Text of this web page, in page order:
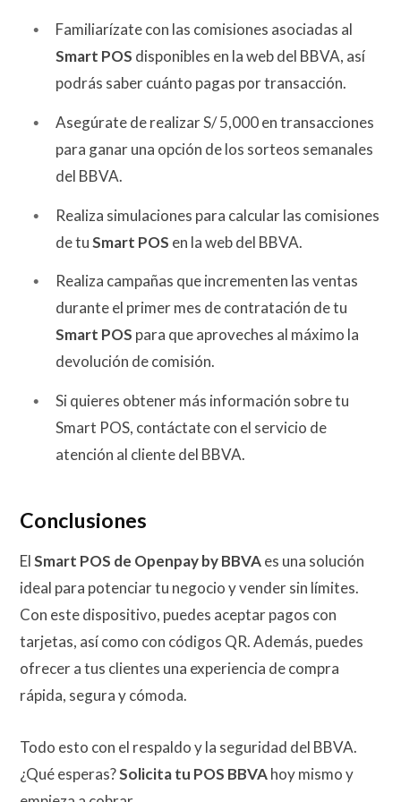
Familiarízate con las comisiones asociadas al
Smart POS disponibles en la web del BBVA, así
podrás saber cuánto pagas por transacción.
Asegúrate de realizar S/ 5,000 en transacciones
para ganar una opción de los sorteos semanales
del BBVA.
Realiza simulaciones para calcular las comisiones
de tuSmart POS en la web del BBVA.
Realiza campañas que incrementen las ventas
durante el primer mes de contratación de tu
Smart POS para que aproveches al máximo la
devolución de comisión.
Si quieres obtener más información sobre tu
Smart POS, contáctate con el servicio de
atención al cliente del BBVA.
Conclusiones
ElSmart POS de Openpay by BBVAes una solución
ideal para potenciar tu negocio y vender sin límites.
Con este dispositivo, puedes aceptar pagos con
tarjetas, así como con códigos QR. Además, puedes
ofrecer a tus clientes una experiencia de compra
rápida, segura y cómoda.
Todo esto con el respaldo y la seguridad del BBVA.
¿Qué esperas?Solicita tu POS BBVAhoy mismo y